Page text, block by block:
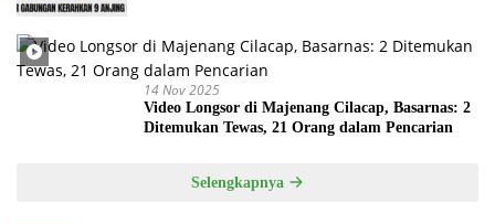
14 Nov 2025
Video Longsor di Majenang Cilacap, Basarnas: 2
Ditemukan Tewas, 21 Orang dalam Pencarian
Selengkapnya